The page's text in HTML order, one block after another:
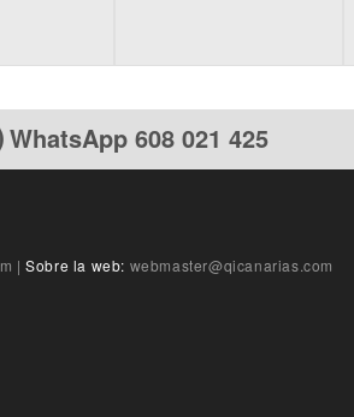
WhatsApp 608 021 425
| Sobre la web: webmaster@qicanarias.com